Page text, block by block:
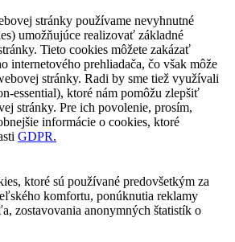
stránky používame nevyhnutné
umožňujúce realizovať základné
Tieto cookies môžete zakázať
internetového prehliadača, čo však môže
stránky. Radi by sme tiež využívali
essential), ktoré nám pomôžu zlepšiť
stránky. Pre ich povolenie, prosím,
informácie o cookies, ktoré
GDPR.
ktoré sú používané predovšetkým za
komfortu, ponúknutia reklamy
zostavovania anonymných štatistík o